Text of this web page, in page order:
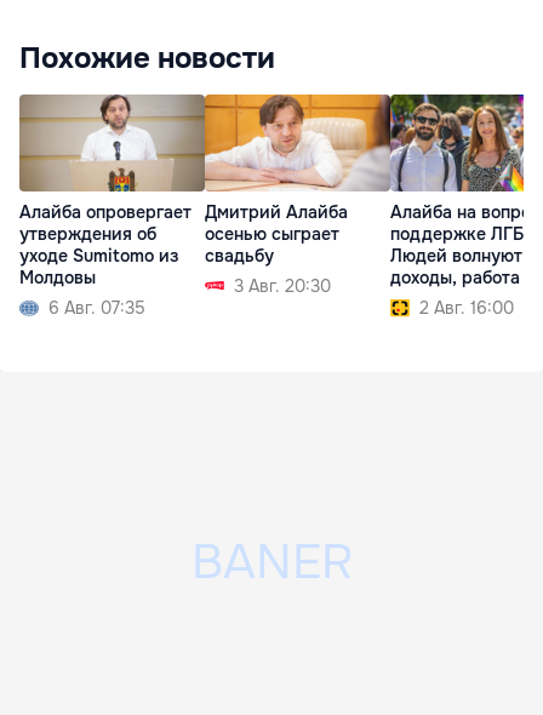
Похожие новости
Алайба опровергает
утверждения об
уходе Sumitomo из
Молдовы
6 Авг. 07:35
Дмитрий Алайба
осенью сыграет
свадьбу
3 Авг. 20:30
Алайба на
поддержке ЛГБТ:
Людей волнуют
доходы, работа
2 Авг. 16:00